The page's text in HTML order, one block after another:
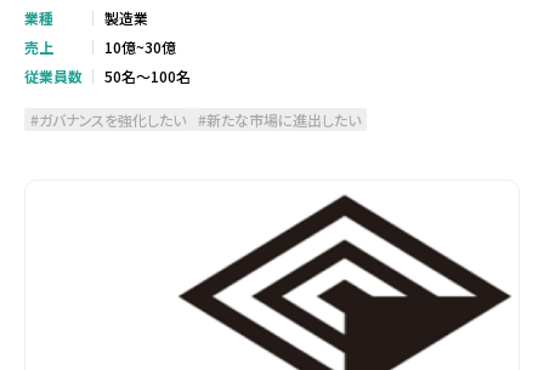
業種
製造業
売上
10億~30億
従業員数
50名～100名
ガバナンスを強化したい 新たな市場に進出したい